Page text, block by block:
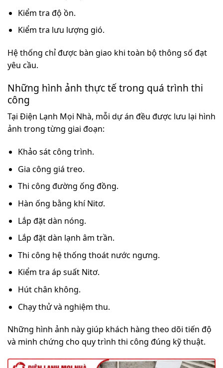
Kiểm tra độ ồn.
Kiểm tra lưu lượng gió.
Hệ thống chỉ được bàn giao khi toàn bộ thông số đạt
yêu cầu.
Những hình ảnh thực tế trong quá trình thi
công
Tại Điện Lạnh Mọi Nhà, mỗi dự án đều được lưu lại hình
ảnh trong từng giai đoạn:
Khảo sát công trình.
Gia công giá treo.
Thi công đường ống đồng.
Hàn ống bằng khí Nitơ.
Lắp đặt dàn nóng.
Lắp đặt dàn lạnh âm trần.
Thi công hệ thống thoát nước ngưng.
Kiểm tra áp suất Nitơ.
Hút chân không.
Chạy thử và nghiệm thu.
Những hình ảnh này giúp khách hàng theo dõi tiến độ
và minh chứng cho quy trình thi công đúng kỹ thuật.